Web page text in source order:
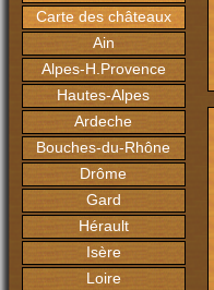
Carte des châteaux
Ain
Alpes-H.Provence
Hautes-Alpes
Ardeche
Bouches-du-Rhône
Drôme
Gard
Hérault
Isère
Loire